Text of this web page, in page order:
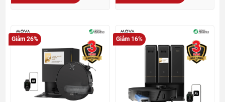
Giảm 26% Giảm 16%